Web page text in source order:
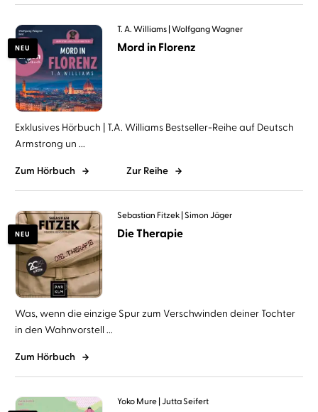
NEU
T. A. Williams Wolfgang Wagner
Mord in Florenz
Exklusives Hörbuch | T.A. Williams Bestseller-Reihe auf Deutsch
Armstrong un ...
Zum Hörbuch Zur Reihe
NEU
Sebastian Fitzek Simon Jäger
Die Therapie
Was, wenn die einzige Spur zum Verschwinden deiner Tochter
in den Wahnvorstell ...
Zum Hörbuch
Yoko Mure Jutta Seifert